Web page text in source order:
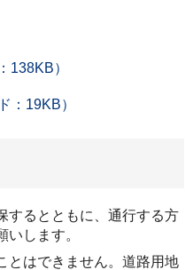
138KB）
：19KB）
するとともに、通行する方
します。
とはできません。道路用地